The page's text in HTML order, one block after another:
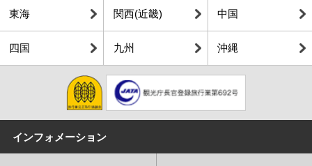
東海 関西(近畿) 中国
四国 九州 沖縄
インフォメーション